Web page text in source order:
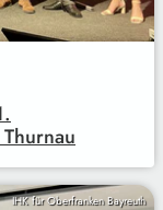
IHK für Oberfranken Bayreuth